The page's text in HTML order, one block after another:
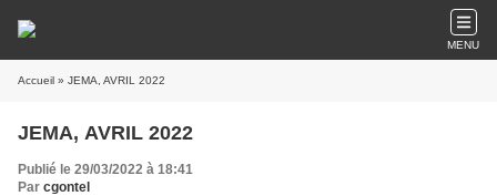
MENU
Accueil » JEMA, AVRIL 2022
JEMA, AVRIL 2022
Publié le 29/03/2022 à 18:41
Par cgontel